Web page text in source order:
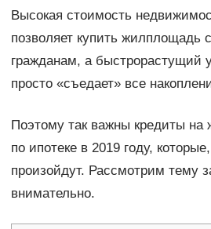
Высокая стоимость
позволяет купить жилплощадь
гражданам, а быстрорастущий
просто «съедает» все
Поэтому так важны кредиты на
по ипотеке в 2019 году,
произойдут. Рассмотрим тему
внимательно.